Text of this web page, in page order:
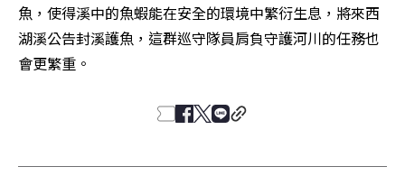
魚，使得溪中的魚蝦能在安全的環境中繁衍生息，將來西
湖溪公告封溪護魚，這群巡守隊員肩負守護河川的任務也
會更繁重。